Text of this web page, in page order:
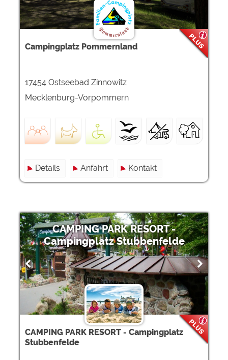
Campingplatz Pommernland
17454 Ostseebad Zinnowitz
Mecklenburg-Vorpommern
Details Anfahrt Kontakt
CAMPING PARK RESORT -
Campingplatz Stubbenfelde
CAMPING PARK RESORT - Campingplatz
Stubbenfelde